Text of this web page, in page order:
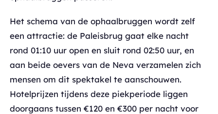
Het schema van de ophaalbruggen wordt zelf
een attractie: de Paleisbrug gaat elke nacht
rond 01:10 uur open en sluit rond 02:50 uur, en
aan beide oevers van de Neva verzamelen zich
mensen om dit spektakel te aanschouwen.
Hotelprijzen tijdens deze piekperiode liggen
doorgaans tussen €120 en €300 per nacht voor